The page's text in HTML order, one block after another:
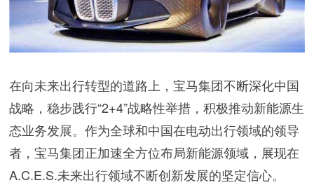
在向未来出行转型的道路上，宝马集团不断深化中国
战略，稳步践行“2+4”战略性举措，积极推动新能源生
态业务发展。作为全球和中国在电动出行领域的领导
者，宝马集团正加速全方位布局新能源领域，展现在
A.C.E.S.未来出行领域不断创新发展的坚定信心。